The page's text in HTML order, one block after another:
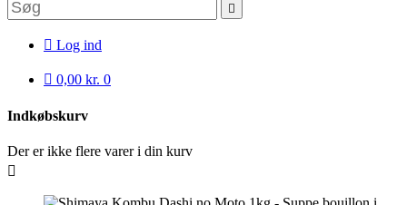

 Log ind
 0,00 kr. 0
Indkøbskurv
Der er ikke flere varer i din kurv
